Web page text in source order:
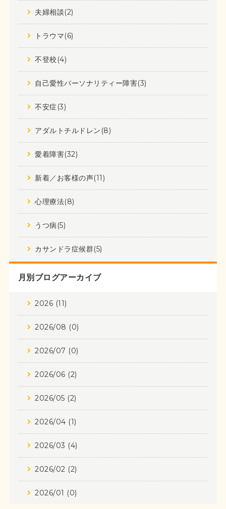
夫婦相談(2)
トラウマ(6)
不登校(4)
自己愛性パーソナリティー障害(3)
不安症(3)
アダルトチルドレン(8)
愛着障害(32)
新着／お客様の声(11)
心理療法(8)
うつ病(5)
カサンドラ症候群(5)
月別ブログアーカイブ
2026 (11)
2026/08 (0)
2026/07 (0)
2026/06 (2)
2026/05 (2)
2026/04 (1)
2026/03 (4)
2026/02 (2)
2026/01 (0)